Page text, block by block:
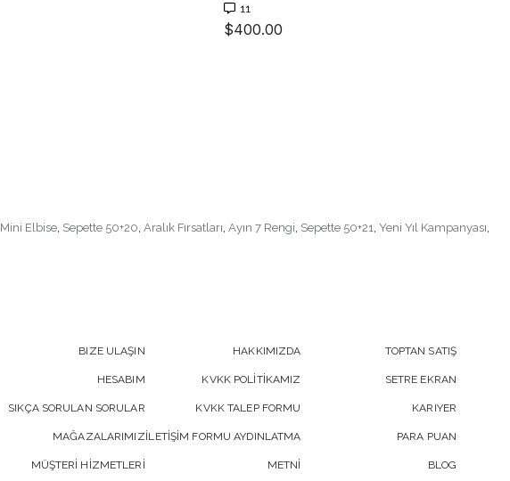
11
$400.00
Mini Elbise, Sepette 50+20, Aralık Fırsatları, Ayın 7 Rengi, Sepette 50+21, Yeni Yıl Kampanyası,
BIZE ULAŞIN
HESABIM
SIKÇA SORULAN SORULAR
MAĞAZALARIMIZ
MÜŞTERİ HİZMETLERİ
HAKKIMIZDA
KVKK POLİTİKAMIZ
KVKK TALEP FORMU
İLETİŞİM FORMU AYDINLATMA
METNİ
TOPTAN SATIŞ
SETRE EKRAN
KARIYER
PARA PUAN
BLOG